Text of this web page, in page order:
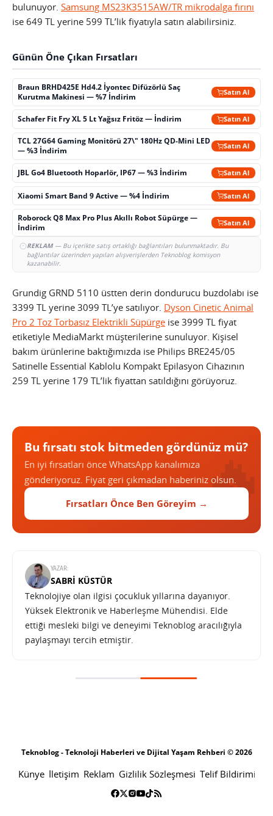
bulunuyor. Samsung MS23K3515AW/TR mikrodalga fırını
ise 649 TL yerine 599 TL’lik fiyatıyla satın alabilirsiniz.
Günün Öne Çıkan Fırsatları
Braun BRHD425E Hd4.2 İyontec Difüzörlü Saç
Kurutma Makinesi — %7 İndirim
Satın Al
Schafer Fit Fry XL 5 Lt Yağsız Fritöz — İndirim Satın Al
TCL 27G64 Gaming Monitörü 27\" 180Hz QD-Mini LED
— %3 İndirim
Satın Al
JBL Go4 Bluetooth Hoparlör, IP67 — %3 İndirim Satın Al
Xiaomi Smart Band 9 Active — %4 İndirim Satın Al
Roborock Q8 Max Pro Plus Akıllı Robot Süpürge —
İndirim
Satın Al
REKLAM— Bu içerikte satış ortaklığı bağlantıları bulunmaktadır. Bu
bağlantılar üzerinden yapılan alışverişlerden Teknoblog komisyon
kazanabilir.
Grundig GRND 5110 üstten derin dondurucu buzdolabı ise
3399 TL yerine 3099 TL’ye satılıyor. Dyson Cinetic Animal
Pro 2 Toz Torbasız Elektrikli Süpürge ise 3999 TL fiyat
etiketiyle MediaMarkt müşterilerine sunuluyor. Kişisel
bakım ürünlerine baktığımızda ise Philips BRE245/05
Satinelle Essential Kablolu Kompakt Epilasyon Cihazının
259 TL yerine 179 TL’lik fiyattan satıldığını görüyoruz.
Bu fırsatı stok bitmeden gördünüz mü?
En iyi fırsatları önce WhatsApp kanalımıza
gönderiyoruz. Fiyat geri çıkmadan haberiniz olsun.
Fırsatları Önce Ben Göreyim →
YAZAR:
SABRI KÜSTÜR
Teknolojiye olan ilgisi çocukluk yıllarına dayanıyor.
Yüksek Elektronik ve Haberleşme Mühendisi. Elde
ettiği mesleki bilgi ve deneyimi Teknoblog aracılığıyla
paylaşmayı tercih etmiştir.
Vivo X50 serisi tanıtıldı
SINAN KÜSTÜR 1 HAZIRAN 2020 17:30 PAYLAŞ: